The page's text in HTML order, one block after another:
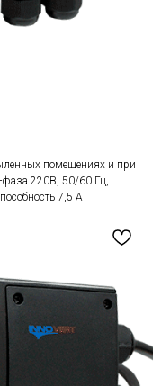
помещениях и при
фаза 220В, 50/60 Гц,
7,5 А